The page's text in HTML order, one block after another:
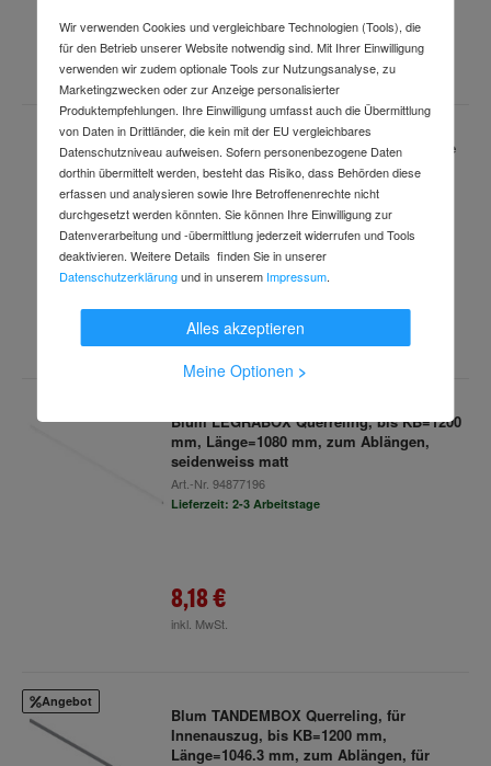
9,38 €
inkl. MwSt.(10 Stk. / VPE)
Blum LEGRABOX Frontbefestigung, Höhe
K, Schrauben, symmetrisch, verzinkt
Art.-Nr.98804685
Lieferzeit: 2-3 Arbeitstage
7,19 €
inkl. MwSt.(10 Stk. / VPE)
Blum LEGRABOX Querreling, bis KB=1200
mm, Länge=1080 mm, zum Ablängen,
seidenweiss matt
Art.-Nr. 94877196
Lieferzeit: 2-3 Arbeitstage
8,18 €
inkl. MwSt.
Angebot
Blum TANDEMBOX Querreling, für
Innenauszug, bis KB=1200 mm,
Länge=1046.3 mm, zum Ablängen, für
Wir verwenden Cookies und vergleichbare Technologien (Tools), die
für den Betrieb unserer Website notwendig sind. Mit Ihrer Einwilligung
verwenden wir zudem optionale Tools zur Nutzungsanalyse, zu
Marketingzwecken oder zur Anzeige personalisierter
Produktempfehlungen. Ihre Einwilligung umfasst auch die Übermittlung
von Daten in Drittländer, die kein mit der EU vergleichbares
Datenschutzniveau aufweisen. Sofern personenbezogene Daten
dorthin übermittelt werden, besteht das Risiko, dass Behörden diese
erfassen und analysieren sowie Ihre Betroffenenrechte nicht
durchgesetzt werden könnten. Sie können Ihre Einwilligung zur
Datenverarbeitung und -übermittlung jederzeit widerrufen und Tools
deaktivieren. Weitere Details finden Sie in unserer
Datenschutzerklärungund in unserem Impressum.
Alles akzeptieren
Meine Optionen >